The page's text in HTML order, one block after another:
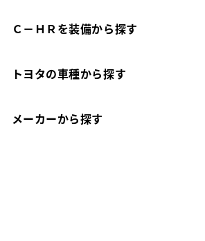
Ｃ－ＨＲを装備から探す
トヨタの車種から探す
メーカーから探す